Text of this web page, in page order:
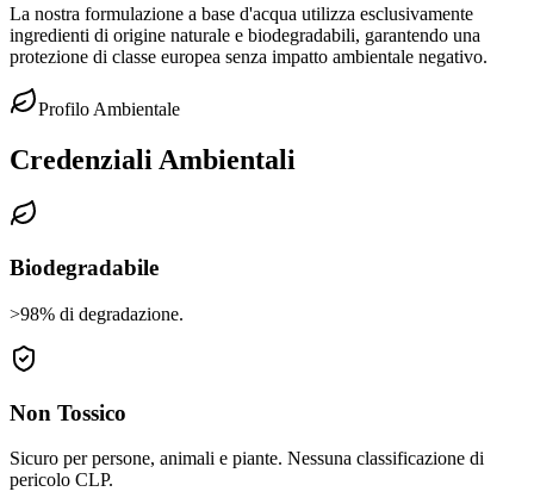
La nostra formulazione a base d'acqua utilizza esclusivamente
ingredienti di origine naturale e biodegradabili, garantendo una
protezione di classe europea senza impatto ambientale negativo.
Profilo Ambientale
Credenziali Ambientali
Biodegradabile
>98% di degradazione.
Non Tossico
Sicuro per persone, animali e piante. Nessuna classificazione di
pericolo CLP.